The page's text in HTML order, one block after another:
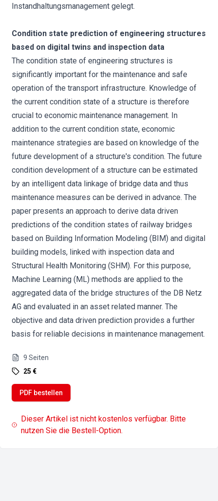
Instandhaltungsmanagement gelegt.
Condition state prediction of engineering structures
based on digital twins and inspection data
The condition state of engineering structures is
significantly important for the maintenance and safe
operation of the transport infrastructure. Knowledge of
the current condition state of a structure is therefore
crucial to economic maintenance management. In
addition to the current condition state, economic
maintenance strategies are based on knowledge of the
future development of a structure's condition. The future
condition development of a structure can be estimated
by an intelligent data linkage of bridge data and thus
maintenance measures can be derived in advance. The
paper presents an approach to derive data driven
predictions of the condition states of railway bridges
based on Building Information Modeling (BIM) and digital
building models, linked with inspection data and
Structural Health Monitoring (SHM). For this purpose,
Machine Learning (ML) methods are applied to the
aggregated data of the bridge structures of the DB Netz
AG and evaluated in an asset related manner. The
objective and data driven prediction provides a further
basis for reliable decisions in maintenance management.
9 Seiten
25 €
PDF bestellen
Dieser Artikel ist nicht kostenlos verfügbar. Bitte
nutzen Sie die Bestell-Option.